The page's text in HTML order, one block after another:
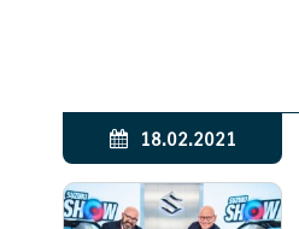
18.02.2021